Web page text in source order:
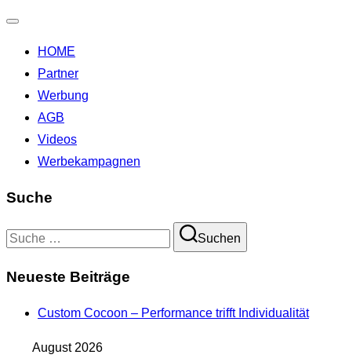
umschalten
HOME
Partner
Werbung
AGB
Videos
Werbekampagnen
Suche
Suchen
Suchen
Neueste Beiträge
Custom Cocoon – Performance trifft Individualität
August 2026